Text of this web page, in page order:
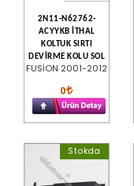
2N11-N62762-
ACYYKB İTHAL
KOLTUK SIRTI
DEVİRME KOLU SOL
FUSİON 2001-2012
0
Stokda